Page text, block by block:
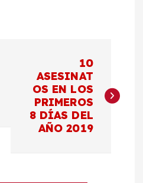
10
ASESINAT
OS EN LOS
PRIMEROS
8 DÍAS DEL
AÑO 2019